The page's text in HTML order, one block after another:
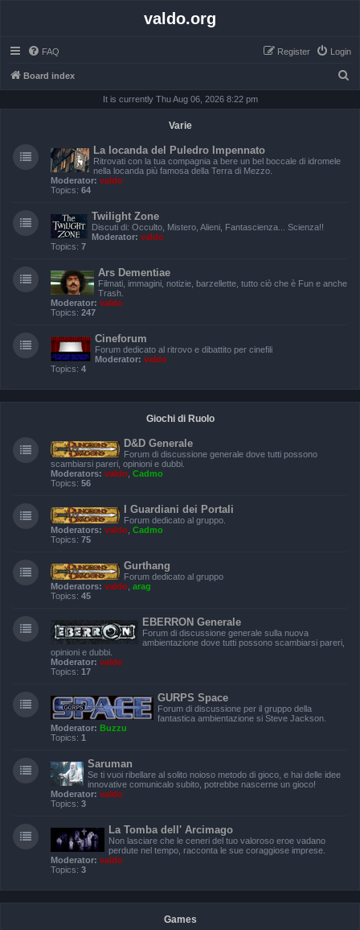
valdo.org
FAQ Login
Register
Board index
It is currently Thu Aug 06, 2026 8:22 pm
Varie
La locanda del Puledro Impennato
Ritrovati con la tua compagnia a bere un bel boccale di idromele
nella locanda più famosa della Terra di Mezzo.
Moderator: valdo
Topics: 64
Twilight Zone
Discuti di: Occulto, Mistero, Alieni, Fantascienza... Scienza!!
Moderator: valdo
Topics: 7
Ars Dementiae
Filmati, immagini, notizie, barzellette, tutto ciò che è Fun e anche
Trash.
Moderator: valdo
Topics: 247
Cineforum
Forum dedicato al ritrovo e dibattito per cinefili
Moderator: valdo
Topics: 4
Giochi di Ruolo
D&D Generale
Forum di discussione generale dove tutti possono
scambiarsi pareri, opinioni e dubbi.
Moderators: valdo Cadmo
Topics: 56
I Guardiani dei Portali
Forum dedicato al gruppo.
Moderators: valdo Cadmo
Topics: 75
Gurthang
Forum dedicato al gruppo
Moderators: valdo arag
Topics: 45
EBERRON Generale
Forum di discussione generale sulla nuova
ambientazione dove tutti possono scambiarsi pareri,
opinioni e dubbi.
Moderator: valdo
Topics: 17
GURPS Space
Forum di discussione per il gruppo della
fantastica ambientazione si Steve Jackson.
Moderator: Buzzu
Topics: 1
Saruman
Se ti vuoi ribellare al solito noioso metodo di gioco, e hai delle idee
innovative comunicalo subito, potrebbe nascerne un gioco!
Moderator: valdo
Topics: 3
La Tomba dell' Arcimago
Non lasciare che le ceneri del tuo valoroso eroe vadano
perdute nel tempo, racconta le sue coraggiose imprese.
Moderator: valdo
Topics: 3
Games